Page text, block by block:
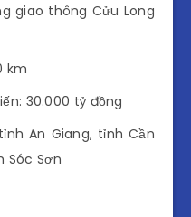
giao thông Cửu Long
km
30.000 tỷ đồng
An Giang, tỉnh Cần
Sóc Sơn